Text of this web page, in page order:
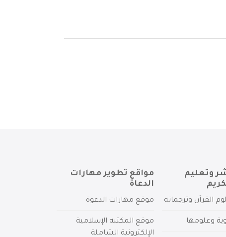
وتعليم
القرآن وترجماته
وعلومها
مواقع تطوير مهارات
الدعاة
موقع مهارات الدعوة
موقع المكتبة الإسلامية
الإلكترونية الشاملة